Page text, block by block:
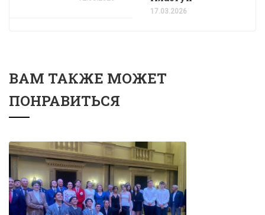
17.03.2026
ВАМ ТАКЖЕ МОЖЕТ
ПОНРАВИТЬСЯ